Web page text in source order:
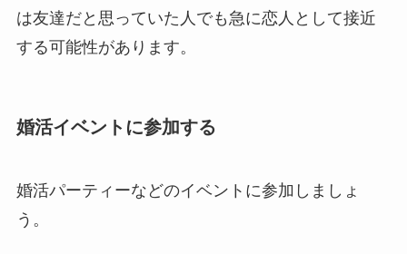
は友達だと思っていた人でも急に恋人として接近
する可能性があります。
婚活イベントに参加する
婚活パーティーなどのイベントに参加しましょ
う。